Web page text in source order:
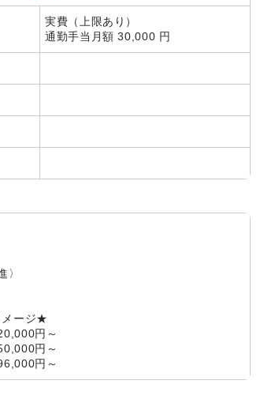
実費（上限あり）
通勤手当月額 30,000 円
〉
メージ★
円～
円～
円～